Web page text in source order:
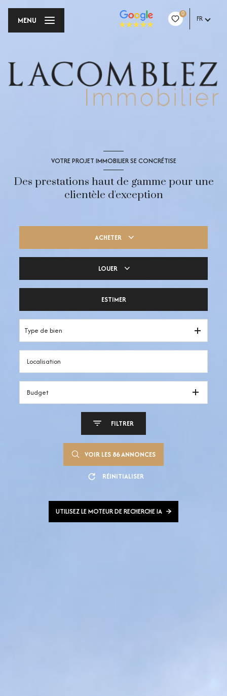
0
FR
MENU
VOTRE PROJET IMMOBILIER SE CONCRÉTISE
Des prestations haut de gamme pour une
clientèle d'exception
ACHETER
LOUER
ESTIMER
Type de bien
Budget
FILTRER
VOIR LES 86ANNONCES
RÉINITIALISER
UTILISEZ LE MOTEUR DE RECHERCHE IA